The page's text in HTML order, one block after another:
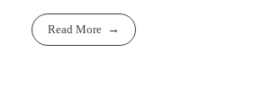
Read More